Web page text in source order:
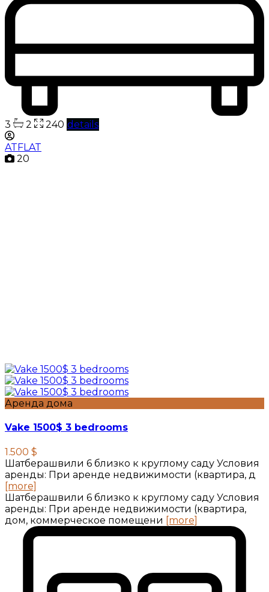
3 2 240 details
ATFLAT
20
Аренда дома
Vake 1500$ 3 bedrooms
1.500 $
Шатберашвили 6 близко к круглому саду Условия
аренды: При аренде недвижимости (квартира, д
[more]
Шатберашвили 6 близко к круглому саду Условия
аренды: При аренде недвижимости (квартира,
дом, коммерческое помещени [more]